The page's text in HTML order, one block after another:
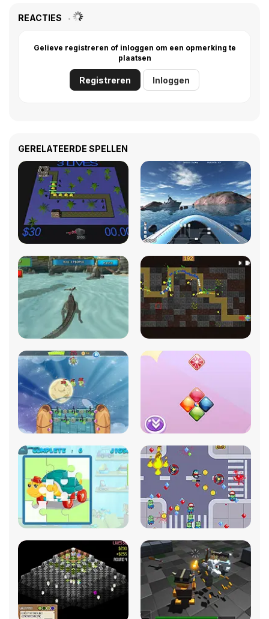
REACTIES
Gelieve registreren of inloggen om een opmerking te
plaatsen
Registreren Inloggen
GERELATEERDE SPELLEN